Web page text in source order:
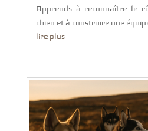
Apprends à reconnaître le
chien et à construire une
lire plus